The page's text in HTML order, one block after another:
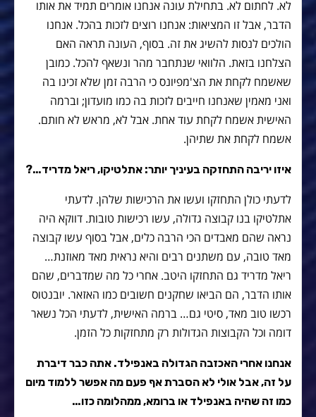
לא. לחתום לא. בתחילת עונה אנחנו אומרים תמיד את אותו
הדבר, אבל זו המציאות: אנחנו רוצים לזכות בהכל. אנחנו
הולכים לנסות להשיג את זה. בסוף, העונה תראה האם
הצלחנו בזאת. הלוואי שנתחבר מהר ונשאף להכל. כמובן
שאשמח לקחת את הצ'מפיונס כי הרבה זמן שלא זכינו בה
ואני מאמין שאנחנו חייבים לזכות בה כמו מועדון; וברמה
האישית אשמח לקחת עוד אחת. אבל לא, מראש לא חותם.
אשמח לקחת את שתיהן.
איזו יריבה התחזקה בעיניך יותר: אתלטיקו, ריאל מדריד…?
לדעתי כולן התחזקו ועשו את הרכישות שלהן. לדעתי
אתלטיקו בנו קבוצה גדולה, עשו רכישות טובות. דווקא היה
נראה שהם מאבדים הכי הרבה כלים, אבל בסוף עשו קבוצה
מאד טובה, עם משתנים רבים והיא נראית מאד מאוזנת…
ריאל מדריד גם התחזקו היטב. אחרי כל מה שמדברים, שהם
אותו הדבר, הם הביאו שחקנים חשובים כמו האזאר. יובנטוס
רכשו טוב מאד, סיטי גם… ברמה האישית, לדעתי הכל נשאר
דומה וכל הקבוצות הגדולות רק מתחזקות כל הזמן.
אנחנו אחרי האכזבה הגדולה באנפילד. אתה כבר דיברת
על זה, אבל אולי לא הסברת אף פעם מה אפשר ללמוד מיום
כמו זה שהיה באנפילד או ברומא, ממהלומה כזו…